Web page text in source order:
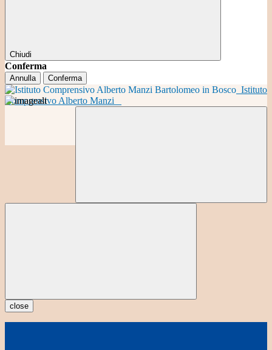
Chiudi
Conferma
Annulla Conferma
Istituto
Comprensivo Alberto Manzi
close